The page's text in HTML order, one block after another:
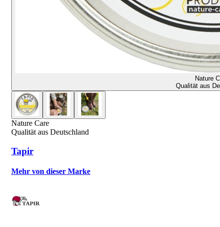
Nature
Qualität aus
Nature Care
Qualität aus Deutschland
Tapir
Mehr von dieser Marke